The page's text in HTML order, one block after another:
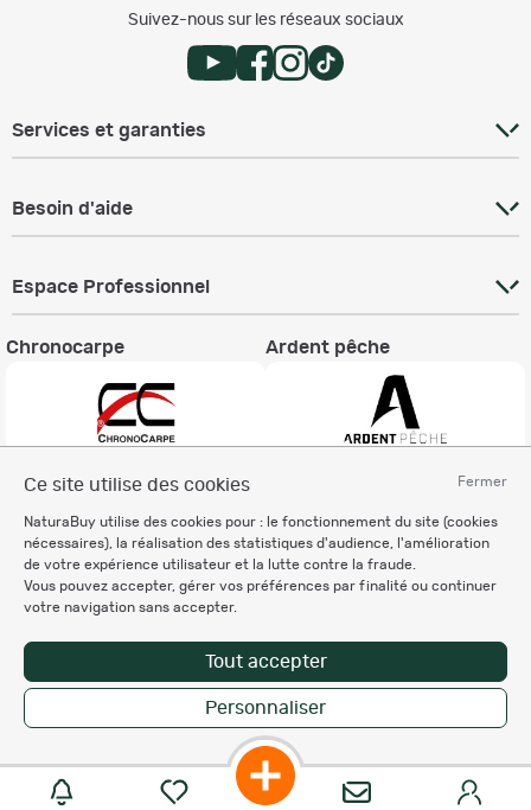
Fermer
Ce site utilise des cookies
NaturaBuy utilise des cookies pour : le fonctionnement du site (cookies
nécessaires), la réalisation des statistiques d'audience, l'amélioration
de votre expérience utilisateur et la lutte contre la fraude.
Vous pouvez accepter, gérer vos préférences par finalité ou continuer
votre navigation sans accepter.
Tout accepter
Personnaliser
Suivez-nous sur les réseaux sociaux
Services et garanties
Besoin d'aide
Espace Professionnel
Chronocarpe Ardent pêche
Charte éthique
Mentions légales
Règlement & Conditions d'utilisation
Politique de protection
des données personnelles
Personnalisation des cookies
Copyright © 2007-2026 NaturaBuy. Tous droits réservés. N°CNIL: 1239459.
Les marques commerciales mentionnées appartiennent à leurs propriétaires
respectifs in 0.064 s
Suggestions de recherche
Site NaturaBuy classique